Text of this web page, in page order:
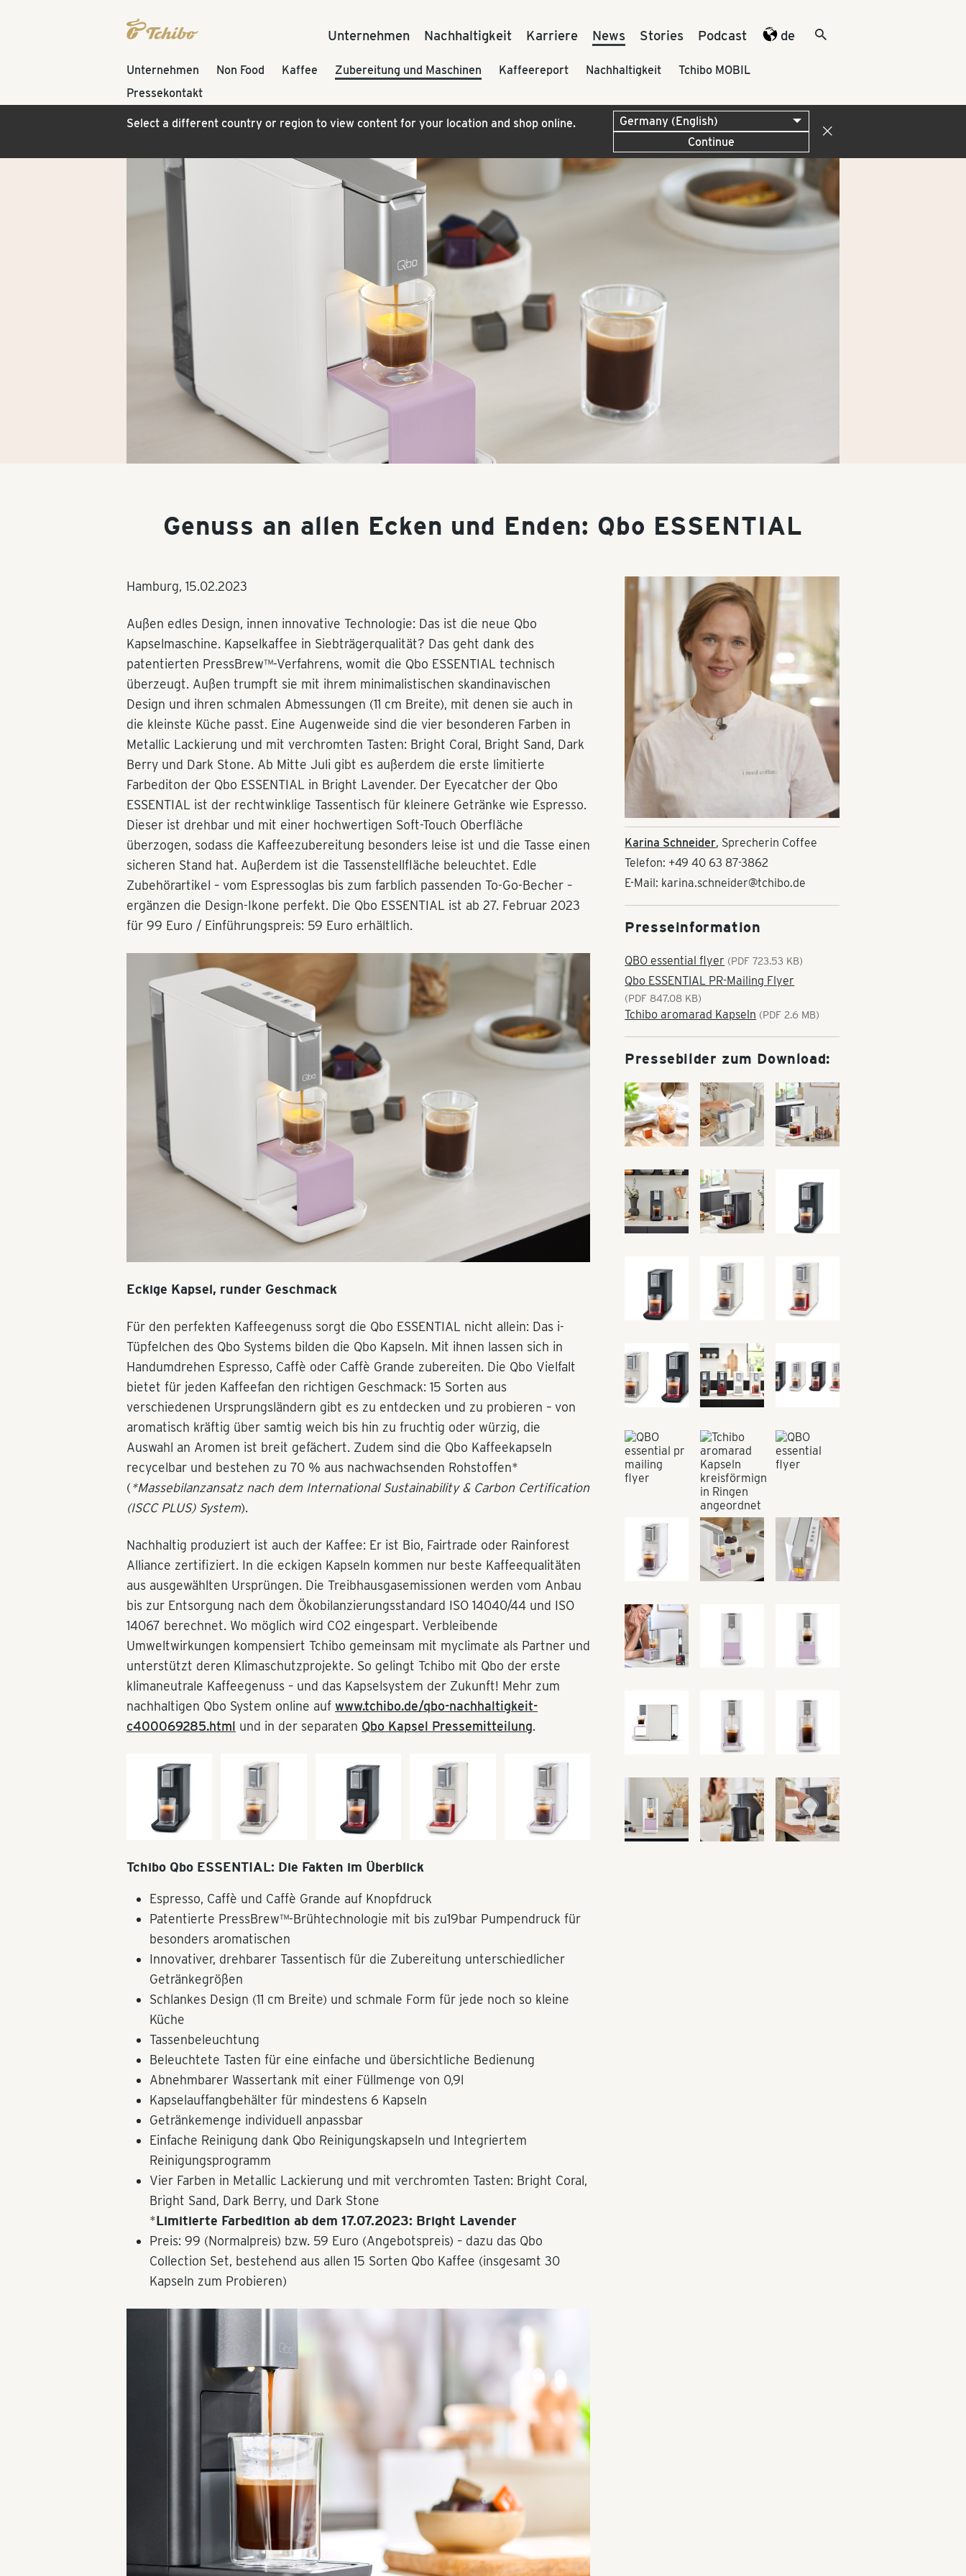
Unternehmen Nachhaltigkeit Karriere News Stories Podcast de
Unternehmen Non Food Kaffee Zubereitung und Maschinen Kaffeereport Nachhaltigkeit
Tchibo MOBIL
Pressekontakt
Select a different country or region to view content for your location and shop online.
Continue
Genuss an allen Ecken und Enden: Qbo ESSENTIAL
Hamburg, 15.02.2023
Außen edles Design, innen innovative Technologie: Das ist die neue Qbo
Kapselmaschine. Kapselkaffee in Siebträgerqualität? Das geht dank des
patentierten PressBrew™-Verfahrens, womit die Qbo ESSENTIAL technisch
überzeugt. Außen trumpft sie mit ihrem minimalistischen skandinavischen
Design und ihren schmalen Abmessungen (11 cm Breite), mit denen sie auch in
die kleinste Küche passt. Eine Augenweide sind die vier besonderen Farben in
Metallic Lackierung und mit verchromten Tasten: Bright Coral, Bright Sand, Dark
Berry und Dark Stone. Ab Mitte Juli gibt es außerdem die erste limitierte
Farbediton der Qbo ESSENTIAL in Bright Lavender. Der Eyecatcher der Qbo
ESSENTIAL ist der rechtwinklige Tassentisch für kleinere Getränke wie Espresso.
Dieser ist drehbar und mit einer hochwertigen Soft-Touch Oberfläche
überzogen, sodass die Kaffeezubereitung besonders leise ist und die Tasse einen
sicheren Stand hat. Außerdem ist die Tassenstellfläche beleuchtet. Edle
Zubehörartikel – vom Espressoglas bis zum farblich passenden To-Go-Becher –
ergänzen die Design-Ikone perfekt. Die Qbo ESSENTIAL ist ab 27. Februar 2023
für 99 Euro / Einführungspreis: 59 Euro erhältlich.
Eckige Kapsel, runder Geschmack
Für den perfekten Kaffeegenuss sorgt die Qbo ESSENTIAL nicht allein: Das i-
Tüpfelchen des Qbo Systems bilden die Qbo Kapseln. Mit ihnen lassen sich in
Handumdrehen Espresso, Caffè oder Caffè Grande zubereiten. Die Qbo Vielfalt
bietet für jeden Kaffeefan den richtigen Geschmack: 15 Sorten aus
verschiedenen Ursprungsländern gibt es zu entdecken und zu probieren – von
aromatisch kräftig über samtig weich bis hin zu fruchtig oder würzig, die
Auswahl an Aromen ist breit gefächert. Zudem sind die Qbo Kaffeekapseln
recycelbar und bestehen zu 70 % aus nachwachsenden Rohstoffen*
(*Massebilanzansatz nach dem International Sustainability & Carbon Certification
(ISCC PLUS) System).
Nachhaltig produziert ist auch der Kaffee: Er ist Bio, Fairtrade oder Rainforest
Alliance zertifiziert. In die eckigen Kapseln kommen nur beste Kaffeequalitäten
aus ausgewählten Ursprüngen. Die Treibhausgasemissionen werden vom Anbau
bis zur Entsorgung nach dem Ökobilanzierungsstandard ISO 14040/44 und ISO
14067 berechnet. Wo möglich wird CO2 eingespart. Verbleibende
Umweltwirkungen kompensiert Tchibo gemeinsam mit myclimate als Partner und
unterstützt deren Klimaschutzprojekte. So gelingt Tchibo mit Qbo der erste
klimaneutrale Kaffeegenuss – und das Kapselsystem der Zukunft! Mehr zum
nachhaltigen Qbo System online auf www.tchibo.de/qbo-nachhaltigkeit-
c400069285.html und in der separaten Qbo Kapsel Pressemitteilung.
Tchibo Qbo ESSENTIAL: Die Fakten im Überblick
Espresso, Caffè und Caffè Grande auf Knopfdruck
Patentierte PressBrew™-Brühtechnologie mit bis zu19bar Pumpendruck für
besonders aromatischen
Innovativer, drehbarer Tassentisch für die Zubereitung unterschiedlicher
Getränkegrößen
Schlankes Design (11 cm Breite) und schmale Form für jede noch so kleine
Küche
Tassenbeleuchtung
Beleuchtete Tasten für eine einfache und übersichtliche Bedienung
Abnehmbarer Wassertank mit einer Füllmenge von 0,9l
Kapselauffangbehälter für mindestens 6 Kapseln
Getränkemenge individuell anpassbar
Einfache Reinigung dank Qbo Reinigungskapseln und Integriertem
Reinigungsprogramm
Vier Farben in Metallic Lackierung und mit verchromten Tasten: Bright Coral,
Bright Sand, Dark Berry, und Dark Stone
*Limitierte Farbedition ab dem 17.07.2023: Bright Lavender
Preis: 99 (Normalpreis) bzw. 59 Euro (Angebotspreis) – dazu das Qbo
Collection Set, bestehend aus allen 15 Sorten Qbo Kaffee (insgesamt 30
Kapseln zum Probieren)
Karina Schneider, Sprecherin Coffee
Telefon: +49 40 63 87-3862
E-Mail: karina.schneider@tchibo.de
Presseinformation
QBO essential flyer (PDF 723.53 KB)
Qbo ESSENTIAL PR-Mailing Flyer
(PDF 847.08 KB)
Tchibo aromarad Kapseln (PDF 2.6 MB)
Pressebilder zum Download: